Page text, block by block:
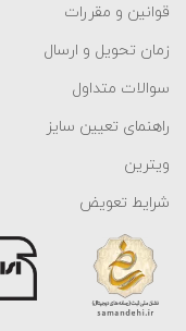
قوانین و مقررات
زمان تحویل و ارسال
سوالات متداول
راهنمای تعیین سایز
ویترین
شرایط تعویض